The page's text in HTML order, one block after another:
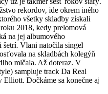
rekordov, ide okrem iného
všetky skladby získali
2018, kedy prelomová
na jej albumového
Vlani natočila singel
na skladbách kolegýň
mlčala. Až doteraz. V
sampluje track Da Real
Dočkáme sa konečne aj